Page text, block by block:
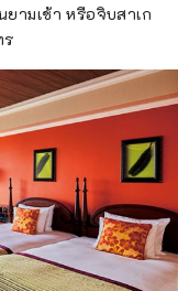
ามเช้า หรือจิบสาเก
ร